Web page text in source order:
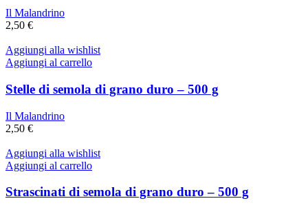
Il Malandrino
2,50 €
Aggiungi alla wishlist
Aggiungi al carrello
Stelle di semola di grano duro – 500 g
Il Malandrino
2,50 €
Aggiungi alla wishlist
Aggiungi al carrello
Strascinati di semola di grano duro – 500 g